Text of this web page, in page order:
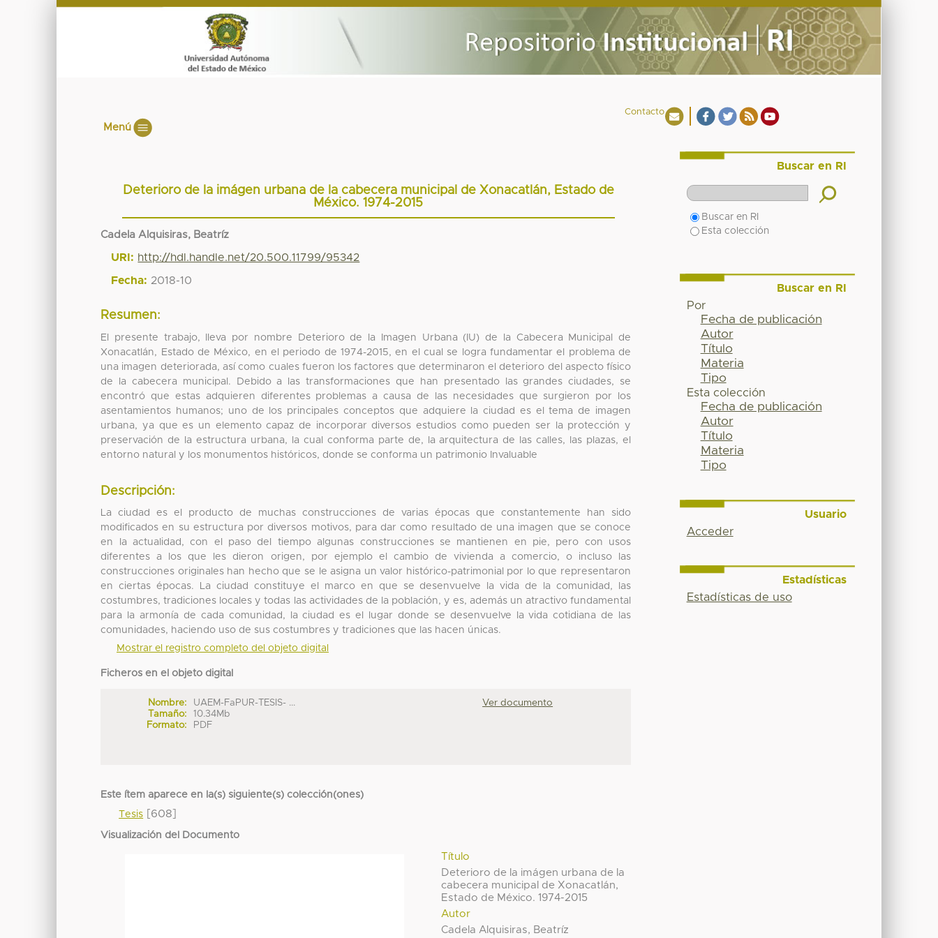
Contacto
Menú
Deterioro de la imágen urbana de la cabecera municipal de Xonacatlán, Estado de
México. 1974-2015
Cadela Alquisiras, Beatríz
URI: http://hdl.handle.net/20.500.11799/95342
Fecha: 2018-10
Resumen:
El presente trabajo, lleva por nombre Deterioro de la Imagen Urbana (IU) de la Cabecera Municipal de
Xonacatlán, Estado de México, en el periodo de 1974-2015, en el cual se logra fundamentar el problema de
una imagen deteriorada, así como cuales fueron los factores que determinaron el deterioro del aspecto físico
de la cabecera municipal. Debido a las transformaciones que han presentado las grandes ciudades, se
encontró que estas adquieren diferentes problemas a causa de las necesidades que surgieron por los
asentamientos humanos; uno de los principales conceptos que adquiere la ciudad es el tema de imagen
urbana, ya que es un elemento capaz de incorporar diversos estudios como pueden ser la protección y
preservación de la estructura urbana, la cual conforma parte de, la arquitectura de las calles, las plazas, el
entorno natural y los monumentos históricos, donde se conforma un patrimonio Invaluable
Descripción:
La ciudad es el producto de muchas construcciones de varias épocas que constantemente han sido
modificados en su estructura por diversos motivos, para dar como resultado de una imagen que se conoce
en la actualidad, con el paso del tiempo algunas construcciones se mantienen en pie, pero con usos
diferentes a los que les dieron origen, por ejemplo el cambio de vivienda a comercio, o incluso las
construcciones originales han hecho que se le asigna un valor histórico-patrimonial por lo que representaron
en ciertas épocas. La ciudad constituye el marco en que se desenvuelve la vida de la comunidad, las
costumbres, tradiciones locales y todas las actividades de la población, y es, además un atractivo fundamental
para la armonía de cada comunidad, la ciudad es el lugar donde se desenvuelve la vida cotidiana de las
comunidades, haciendo uso de sus costumbres y tradiciones que las hacen únicas.
Mostrar el registro completo del objeto digital
Ficheros en el objeto digital
Nombre:
UAEM-FaPUR-TESIS- ...
Tamaño:
10.34Mb
Formato:
PDF
Ver documento
Este ítem aparece en la(s) siguiente(s) colección(ones)
Tesis [608]
Visualización del Documento
Título
Deterioro de la imágen urbana de la
cabecera municipal de Xonacatlán,
Estado de México. 1974-2015
Autor
Cadela Alquisiras, Beatríz
Buscar en RI
Buscar en RI
Esta colección
Buscar en RI
Por
Fecha de publicación
Autor
Título
Materia
Tipo
Esta colección
Fecha de publicación
Autor
Título
Materia
Tipo
Usuario
Acceder
Estadísticas
Estadísticas de uso